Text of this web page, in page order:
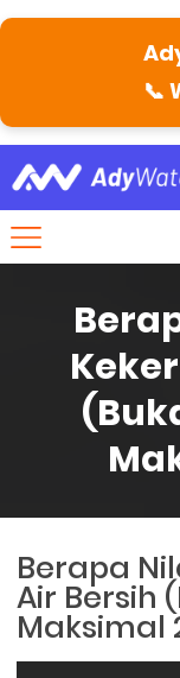
📞
Berapa
Air Bersih
Maksimal